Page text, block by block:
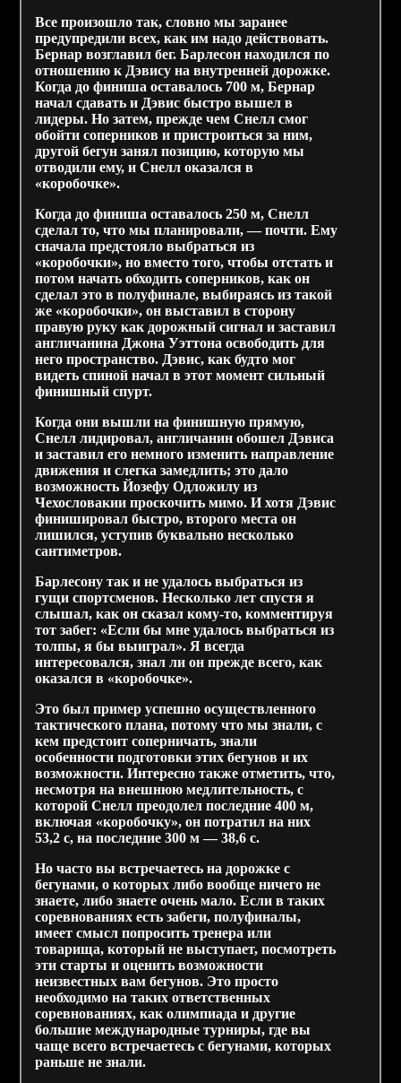
Все произошло так, словно мы заранее
предупредили всех, как им надо действовать.
Бернар возглавил бег. Барлесон находился по
отношению к Дэвису на внутренней дорожке.
Когда до финиша оставалось 700 м, Бернар
начал сдавать и Дэвис быстро вышел в
лидеры. Но затем, прежде чем Снелл смог
обойти соперников и пристроиться за ним,
другой бегун занял позицию, которую мы
отводили ему, и Снелл оказался в
«коробочке».
Когда до финиша оставалось 250 м, Снелл
сделал то, что мы планировали, — почти. Ему
сначала предстояло выбраться из
«коробочки», но вместо того, чтобы отстать и
потом начать обходить соперников, как он
сделал это в полуфинале, выбираясь из такой
же «коробочки», он выставил в сторону
правую руку как дорожный сигнал и заставил
англичанина Джона Уэттона освободить для
него пространство. Дэвис, как будто мог
видеть спиной начал в этот момент сильный
финишный спурт.
Когда они вышли на финишную прямую,
Снелл лидировал, англичанин обошел Дэвиса
и заставил его немного изменить направление
движения и слегка замедлить; это дало
возможность Йозефу Одложилу из
Чехословакии проскочить мимо. И хотя Дэвис
финишировал быстро, второго места он
лишился, уступив буквально несколько
сантиметров.
Барлесону так и не удалось выбраться из
гущи спортсменов. Несколько лет спустя я
слышал, как он сказал кому-то, комментируя
тот забег: «Если бы мне удалось выбраться из
толпы, я бы выиграл». Я всегда
интересовался, знал ли он прежде всего, как
оказался в «коробочке».
Это был пример успешно осуществленного
тактического плана, потому что мы знали, с
кем предстоит соперничать, знали
особенности подготовки этих бегунов и их
возможности. Интересно также отметить, что,
несмотря на внешнюю медлительность, с
которой Снелл преодолел последние 400 м,
включая «коробочку», он потратил на них
53,2 с, на последние 300 м — 38,6 с.
Но часто вы встречаетесь на дорожке с
бегунами, о которых либо вообще ничего не
знаете, либо знаете очень мало. Если в таких
соревнованиях есть забеги, полуфиналы,
имеет смысл попросить тренера или
товарища, который не выступает, посмотреть
эти старты и оценить возможности
неизвестных вам бегунов. Это просто
необходимо на таких ответственных
соревнованиях, как олимпиада и другие
большие международные турниры, где вы
чаще всего встречаетесь с бегунами, которых
раньше не знали.